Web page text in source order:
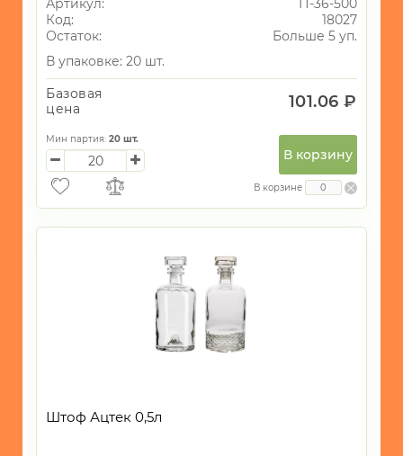
Артикул:
П-36-500
Код:
18027
Остаток:
Больше 5 уп.
В упаковке: 20 шт.
Базовая
цена
101.06 ₽
Мин партия: 20 шт.
В корзину
В корзине
Штоф Ацтек 0,5л